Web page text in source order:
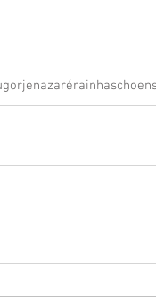
nazarérainha